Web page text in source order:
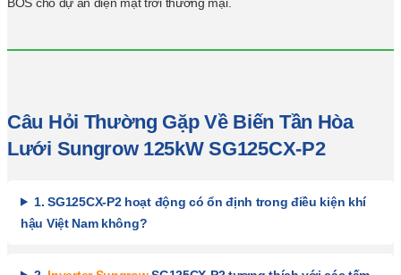
Câu Hỏi Thường Gặp Về Biến Tần Hòa
Lưới Sungrow 125kW SG125CX-P2
1. SG125CX-P2 hoạt động có ổn định trong điều kiện khí
hậu Việt Nam không?